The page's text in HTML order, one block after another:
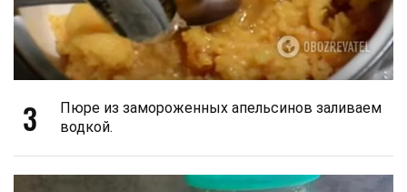
3
Пюре из замороженных апельсинов заливаем
водкой.